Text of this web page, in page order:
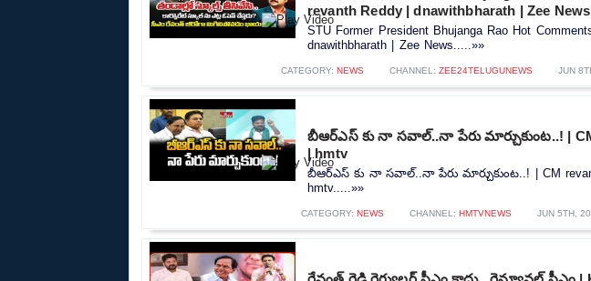
revanth Reddy | dnawithbharath | Zee News
STU Former President Bhujanga Rao Hot
dnawithbharath | Zee News.....»»
CATEGORY: NEWS CHANNEL: ZEE24TELUGUNEWS JUN
బీఆర్ఎస్ కు నా సవాల్..నా పేరు మార్చుకుంట..! |
| hmtv
బీఆర్ఎస్ కు నా సవాల్..నా పేరు మార్చుకుంట..! | CM
hmtv.....»»
CATEGORY: NEWS CHANNEL: HMTVNEWS JUN 5TH,